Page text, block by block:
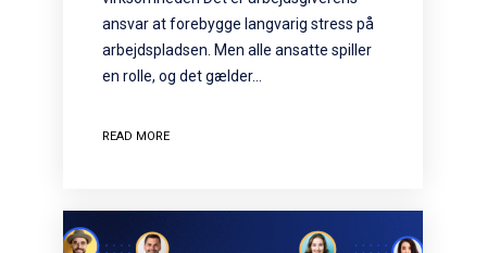
ansvar at forebygge langvarig stress på
arbejdspladsen. Men alle ansatte spiller
en rolle, og det gælder…
READ MORE